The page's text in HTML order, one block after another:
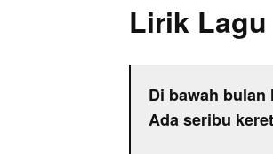
Lirik Lagu
Di bawah
Ada seribu